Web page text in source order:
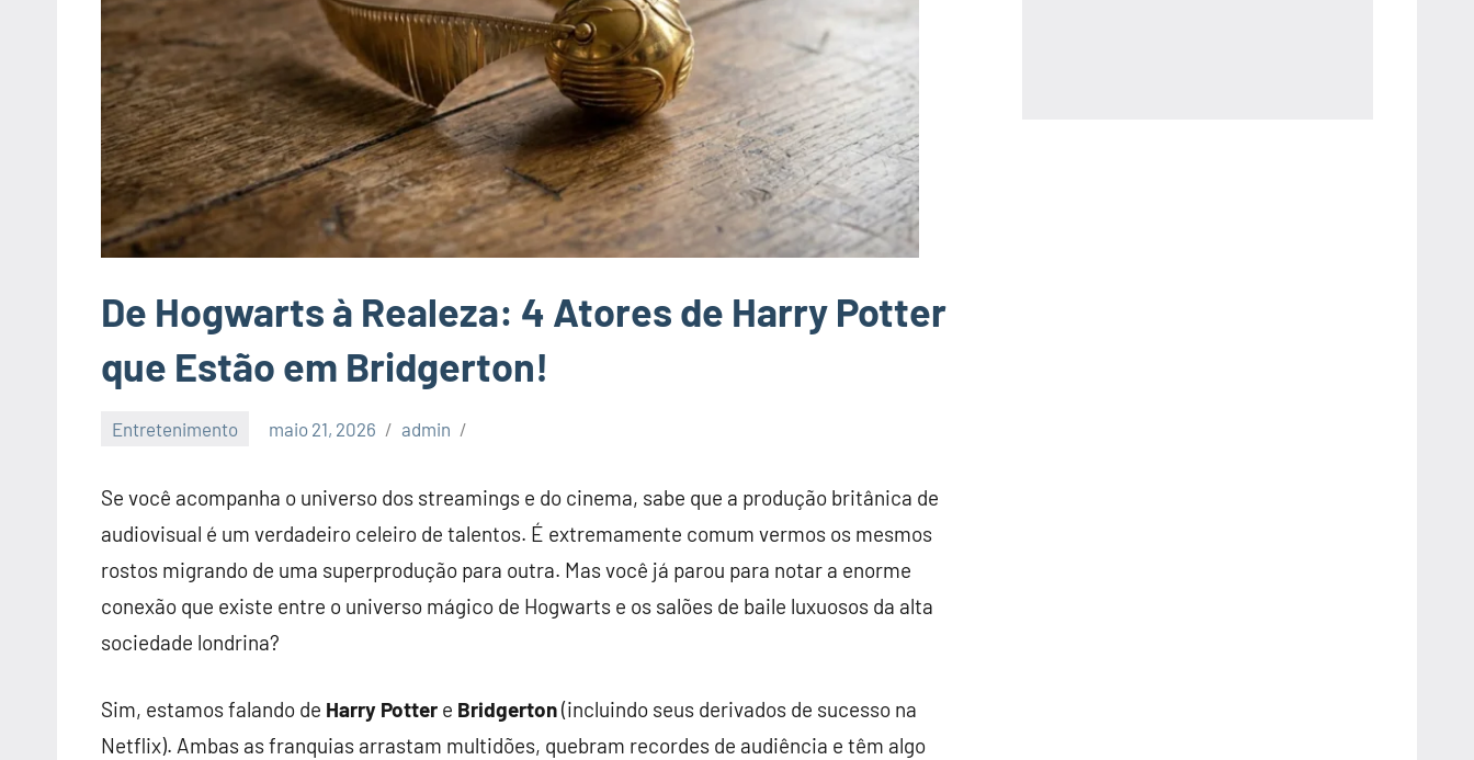
De Hogwarts à Realeza: 4 Atores de Harry Potter
que Estão em Bridgerton!
Entretenimento maio 21, 2026 admin
Se você acompanha o universo dos streamings e do cinema, sabe que a produção britânica de
audiovisual é um verdadeiro celeiro de talentos. É extremamente comum vermos os mesmos
rostos migrando de uma superprodução para outra. Mas você já parou para notar a enorme
conexão que existe entre o universo mágico de Hogwarts e os salões de baile luxuosos da alta
sociedade londrina?
Sim, estamos falando de Harry Potter e Bridgerton(incluindo seus derivados de sucesso na
Netflix). Ambas as franquias arrastam multidões, quebram recordes de audiência e têm algo